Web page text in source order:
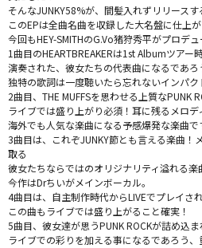
そんなJUNKY58%が、間髪入れずリリースす
このEPは全曲名曲を収録した大名盤に仕上が
今回もHEY-SMITHのG.Vo猪狩秀平がプロデ
1曲目のHEARTBREAKERは1st Albumツアー
演奏された、彼女たちの代表曲になるであろ
独特の歌詞は一度聴いたら忘れないインパク
2曲目、THE MUFFSを思わせる上質なPUNK
ライブでは盛り上がり必須！耳に残るメロデ
海外でも人気な楽曲になる予感爆発な楽曲で
3曲目は、これぞJUNKY節とも言える楽曲！
取る
彼女たちならではのオリジナリティ溢れる楽
今作はDrちいがメインボーカル。
4曲目は、自主制作時代からLIVEでプレイさ
この曲もライブでは盛り上がること確実！
5曲目、彼女達が思うPUNK ROCKが詰め込ま
ライブでの彩りを加える事になるであろう、